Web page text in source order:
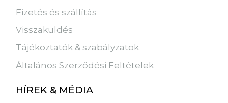
Fizetés és szállítás
Visszaküldés
Tájékoztatók & szabályzatok
Általános Szerződési Feltételek
HÍREK & MÉDIA